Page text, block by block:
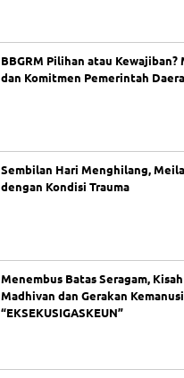
BBGRM Pilihan atau
dan Komitmen Pemerintah
Sembilan Hari Menghilang,
dengan Kondisi Trauma
Menembus Batas Seragam,
Madhivan dan Gerakan
“EKSEKUSIGASKEUN”